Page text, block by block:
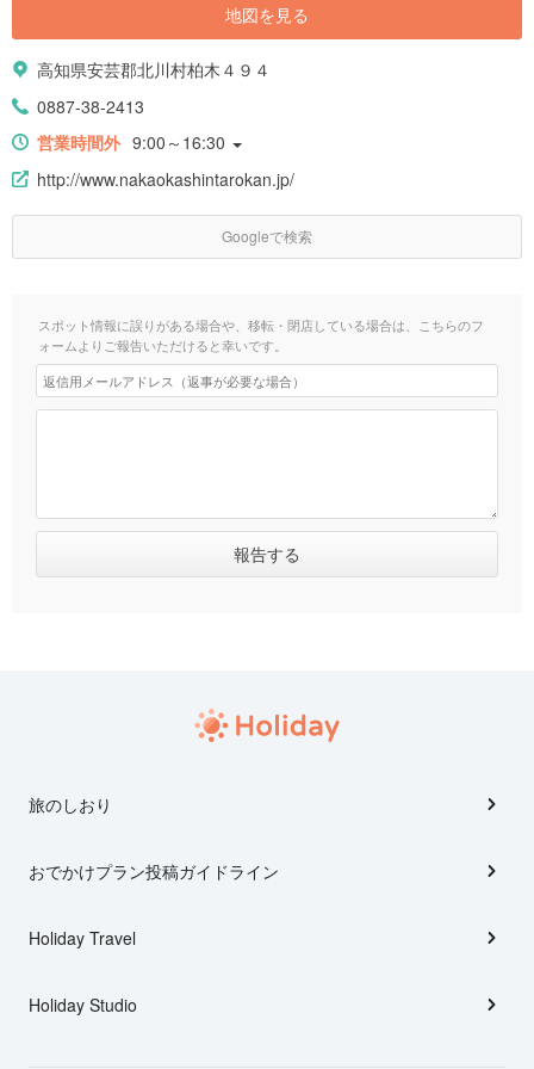
地図を見る
高知県安芸郡北川村柏木４９４
0887-38-2413
営業時間外 9:00～16:30
http://www.nakaokashintarokan.jp/
Googleで検索
スポット情報に誤りがある場合や、移転・閉店している場合は、こちらのフ
ォームよりご報告いただけると幸いです。
旅のしおり
おでかけプラン投稿ガイドライン
Holiday Travel
Holiday Studio